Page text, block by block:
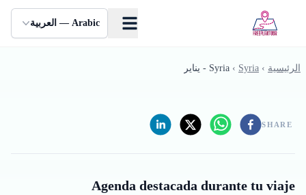
Arabic — العربية
الرئيسية ›
Syria
› Syria - يناير
SHARE
Agenda destacada durante tu viaje